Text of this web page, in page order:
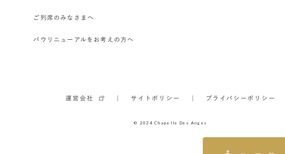
ご列席のみなさまへ
バウリニューアルをお考えの方へ
運営会社 サイトポリシー プライバシーポリシー
© 2024 Chapelle Des Anges